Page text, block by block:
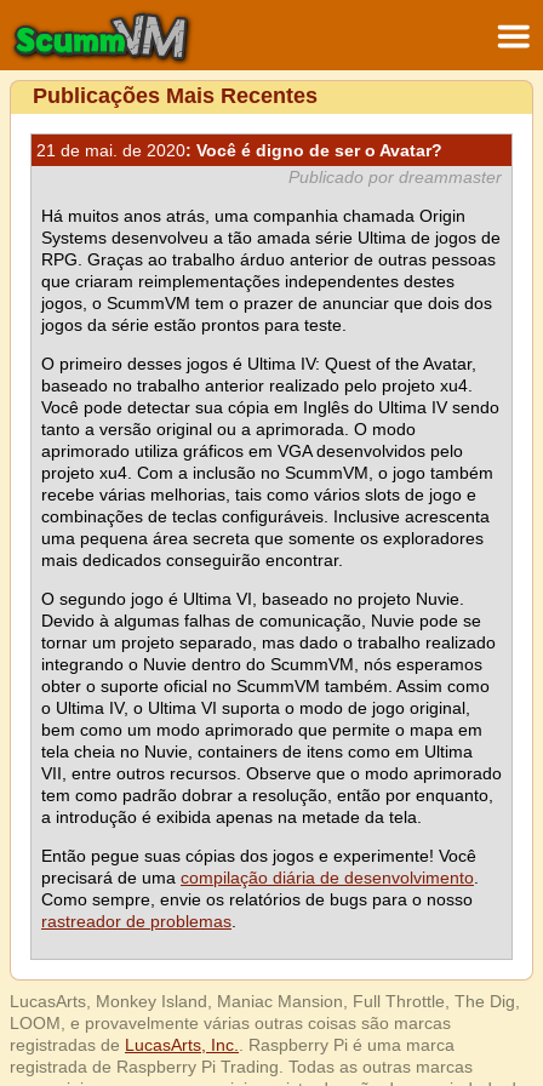
Publicações Mais Recentes
21 de mai. de 2020: Você é digno de ser o Avatar?
Publicado por dreammaster
Há muitos anos atrás, uma companhia chamada Origin
Systems desenvolveu a tão amada série Ultima de jogos de
RPG. Graças ao trabalho árduo anterior de outras pessoas
que criaram reimplementações independentes destes
jogos, o ScummVM tem o prazer de anunciar que dois dos
jogos da série estão prontos para teste.
O primeiro desses jogos é Ultima IV: Quest of the Avatar,
baseado no trabalho anterior realizado pelo projeto xu4.
Você pode detectar sua cópia em Inglês do Ultima IV sendo
tanto a versão original ou a aprimorada. O modo
aprimorado utiliza gráficos em VGA desenvolvidos pelo
projeto xu4. Com a inclusão no ScummVM, o jogo também
recebe várias melhorias, tais como vários slots de jogo e
combinações de teclas configuráveis. Inclusive acrescenta
uma pequena área secreta que somente os exploradores
mais dedicados conseguirão encontrar.
O segundo jogo é Ultima VI, baseado no projeto Nuvie.
Devido à algumas falhas de comunicação, Nuvie pode se
tornar um projeto separado, mas dado o trabalho realizado
integrando o Nuvie dentro do ScummVM, nós esperamos
obter o suporte oficial no ScummVM também. Assim como
o Ultima IV, o Ultima VI suporta o modo de jogo original,
bem como um modo aprimorado que permite o mapa em
tela cheia no Nuvie, containers de itens como em Ultima
VII, entre outros recursos. Observe que o modo aprimorado
tem como padrão dobrar a resolução, então por enquanto,
a introdução é exibida apenas na metade da tela.
Então pegue suas cópias dos jogos e experimente! Você
precisará de uma compilação diária de desenvolvimento
Como sempre, envie os relatórios de bugs para o nosso
rastreador de problemas
LucasArts, Monkey Island, Maniac Mansion, Full Throttle, The Dig,
LOOM, e provavelmente várias outras coisas são marcas
registradas de LucasArts, Inc.
. Raspberry Pi é uma marca
registrada de Raspberry Pi Trading. Todas as outras marcas